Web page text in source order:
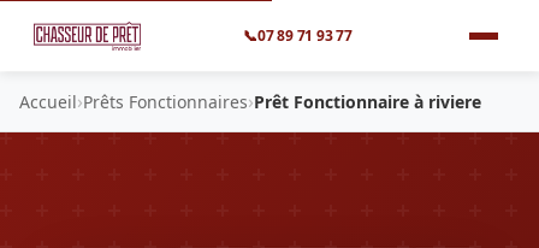
📞07 89 71 93 77
Accueil›Prêts Fonctionnaires›Prêt Fonctionnaire à riviere